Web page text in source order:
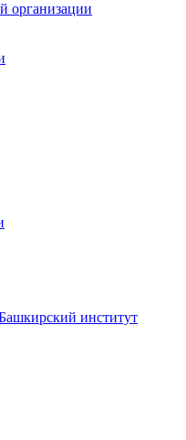
организации
институт